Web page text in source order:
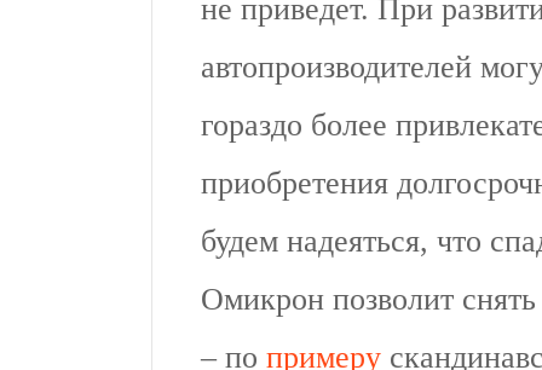
не приведет. При
автопроизводителей
гораздо более
приобретения
будем надеяться, что
Омикрон позволит
– по примеру